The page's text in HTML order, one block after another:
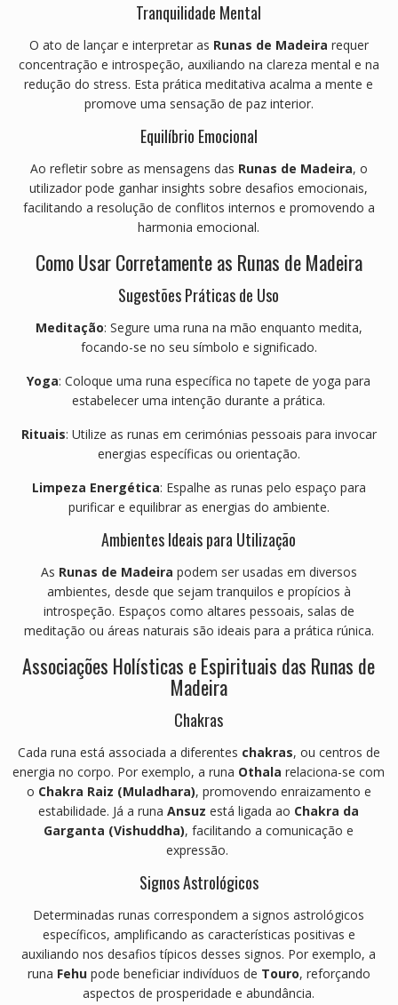
Tranquilidade Mental
O ato de lançar e interpretar as Runas de Madeira requer
concentração e introspeção, auxiliando na clareza mental e na
redução do stress. Esta prática meditativa acalma a mente e
promove uma sensação de paz interior.
Equilíbrio Emocional
Ao refletir sobre as mensagens das Runas de Madeira, o
utilizador pode ganhar insights sobre desafios emocionais,
facilitando a resolução de conflitos internos e promovendo a
harmonia emocional.
Como Usar Corretamente as Runas de Madeira
Sugestões Práticas de Uso
Meditação: Segure uma runa na mão enquanto medita,
focando-se no seu símbolo e significado.
Yoga:Coloque uma runa específica no tapete de yoga para
estabelecer uma intenção durante a prática.
Rituais: Utilize as runas em cerimónias pessoais para invocar
energias específicas ou orientação.
Limpeza Energética: Espalhe as runas pelo espaço para
purificar e equilibrar as energias do ambiente.
Ambientes Ideais para Utilização
As Runas de Madeira podem ser usadas em diversos
ambientes, desde que sejam tranquilos e propícios à
introspeção. Espaços como altares pessoais, salas de
meditação ou áreas naturais são ideais para a prática rúnica.
Associações Holísticas e Espirituais das Runas de
Madeira
Chakras
Cada runa está associada a diferentes chakras, ou centros de
energia no corpo. Por exemplo, a runa Othala relaciona-se com
o Chakra Raiz (Muladhara), promovendo enraizamento e
estabilidade. Já a runaAnsuz está ligada ao Chakra da
Garganta (Vishuddha), facilitando a comunicação e
expressão.
Signos Astrológicos
Determinadas runas correspondem a signos astrológicos
específicos, amplificando as características positivas e
auxiliando nos desafios típicos desses signos. Por exemplo, a
runa Fehupode beneficiar indivíduos de Touro, reforçando
aspectos de prosperidade e abundância.